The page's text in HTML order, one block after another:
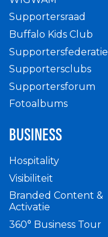
Supportersraad
Buffalo Kids Club
Supportersfederatie
Supportersclubs
Supportersforum
Fotoalbums
BUSINESS
Hospitality
Visibiliteit
Branded Content &
Activatie
360° Business Tour